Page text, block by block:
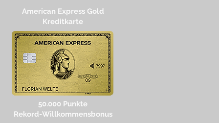
American Express Gold
Kreditkarte
50.000 Punkte
Rekord-Willkommensbonus